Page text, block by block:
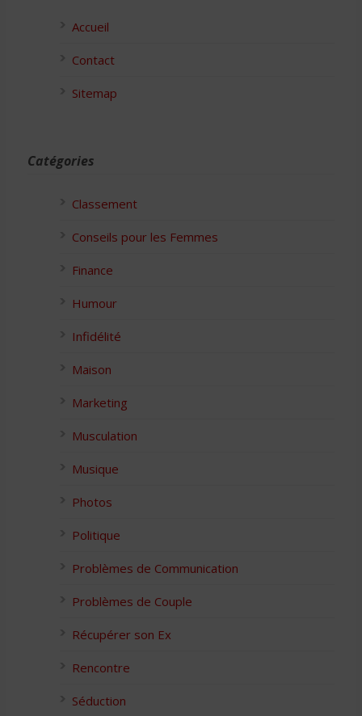
Accueil
Contact
Sitemap
Catégories
Classement
Conseils pour les Femmes
Finance
Humour
Infidélité
Maison
Marketing
Musculation
Musique
Photos
Politique
Problèmes de Communication
Problèmes de Couple
Récupérer son Ex
Rencontre
Séduction